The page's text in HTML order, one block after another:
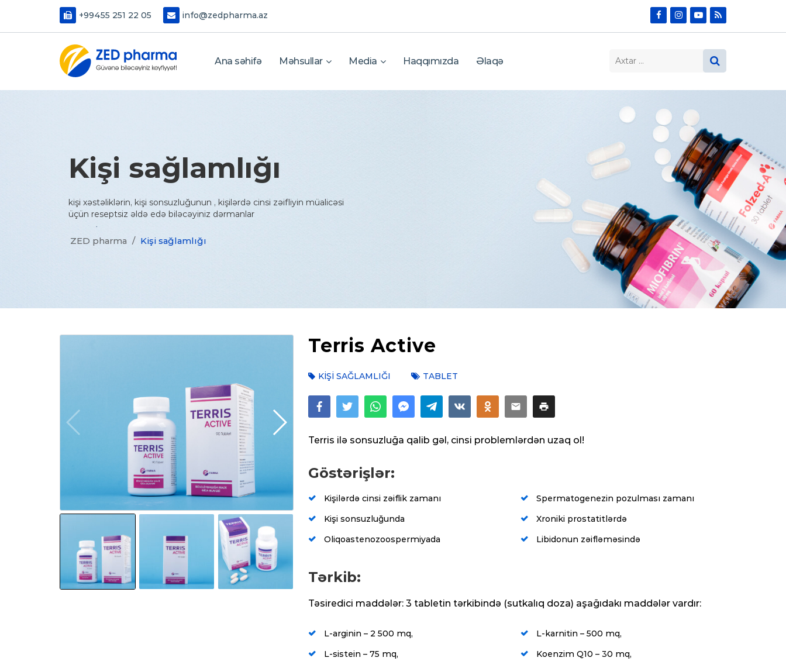
+99455 251 22 05 info@zedpharma.az
Ana səhifə Məhsullar Media Haqqımızda Əlaqə
Kişi sağlamlığı
kişi xəstəliklərin, kişi sonsuzluğunun , kişilərdə cinsi zəifliyin müalicəsi
üçün reseptsiz əldə edə biləcəyiniz dərmanlar
ZED pharma / Kişi sağlamlığı
Terris Active
KIŞI SAĞLAMLIĞI TABLET
Terris ilə sonsuzluğa qalib gəl, cinsi problemlərdən uzaq ol!
Göstərişlər:
Kişilərdə cinsi zəiflik zamanı
Spermatogenezin pozulması zamanı
Kişi sonsuzluğunda
Xroniki prostatitlərdə
Oliqoastenozoospermiyada
Libidonun zəifləməsində
Tərkib:
Təsiredici maddələr: 3 tabletin tərkibində (sutkalıq doza) aşağıdakı maddələr vardır:
L-arginin – 2 500 mq,
L-karnitin – 500 mq,
L-sistein – 75 mq,
Koenzim Q10 – 30 mq,